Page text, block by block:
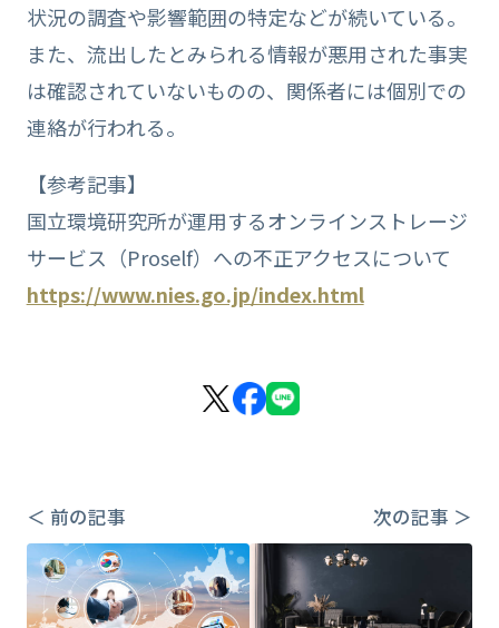
状況の調査や影響範囲の特定などが続いている。
また、流出したとみられる情報が悪用された事実
は確認されていないものの、関係者には個別での
連絡が行われる。
【参考記事】
国立環境研究所が運用するオンラインストレージ
サービス（Proself）への不正アクセスについて
https://www.nies.go.jp/index.html
＜ 前の記事 次の記事 ＞